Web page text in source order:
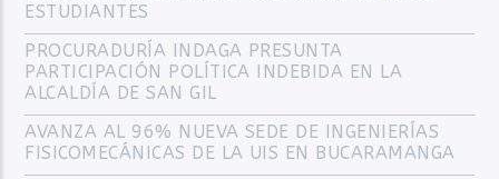
ESTUDIANTES
PROCURADURÍA INDAGA PRESUNTA
PARTICIPACIÓN POLÍTICA INDEBIDA EN LA
ALCALDÍA DE SAN GIL
AVANZA AL 96% NUEVA SEDE DE INGENIERÍAS
FISICOMECÁNICAS DE LA UIS EN BUCARAMANGA